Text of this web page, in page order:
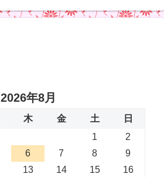
2026年8月
木 金 土
日
1
2
6 7 8
9
13 14 15
16